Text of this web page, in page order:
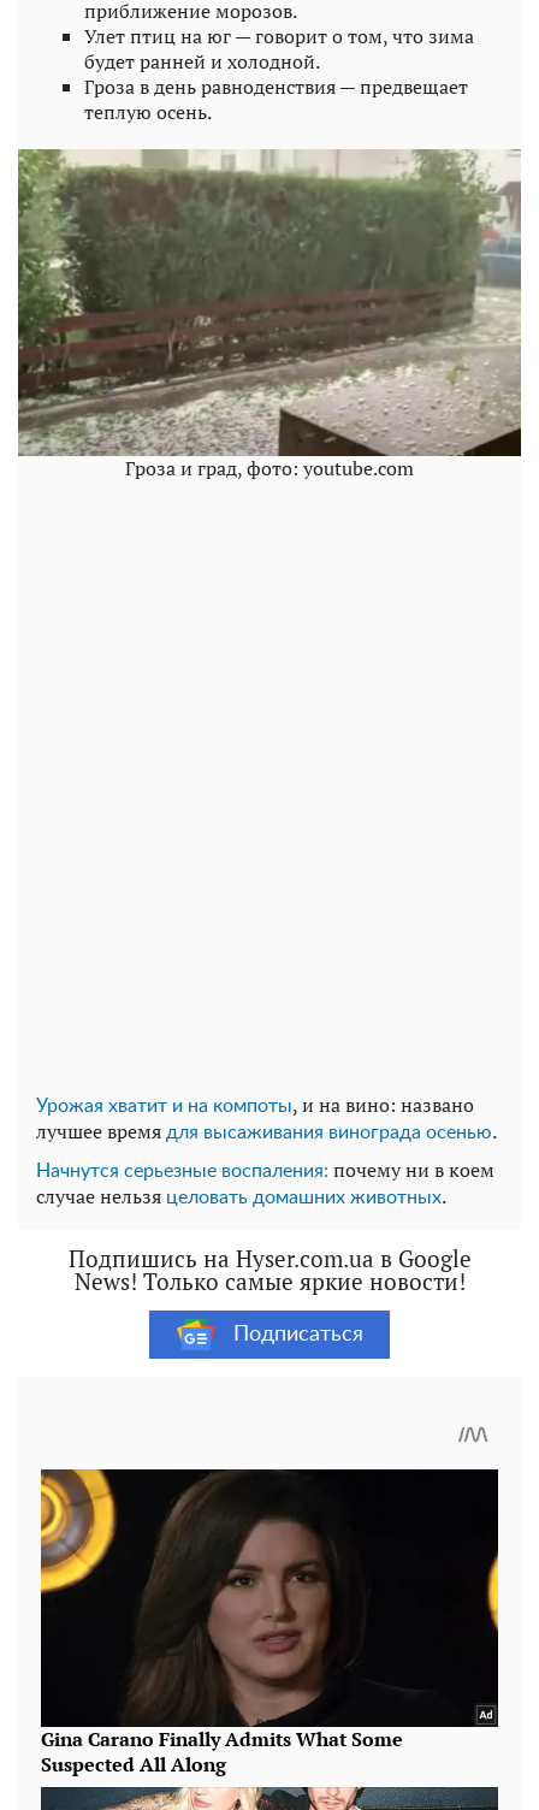
приближение морозов.
Улет птиц на юг — говорит о том, что зима
будет ранней и холодной.
Гроза в день равноденствия — предвещает
теплую осень.
Гроза и град, фото: youtube.com
Урожая хватит и на компоты, и на вино: названо
лучшее время для высаживания винограда осенью.
Начнутся серьезные воспаления: почему ни в коем
случае нельзя целовать домашних животных.
Подпишись на Hyser.com.ua в Google
News! Только самые яркие новости!
Подписаться